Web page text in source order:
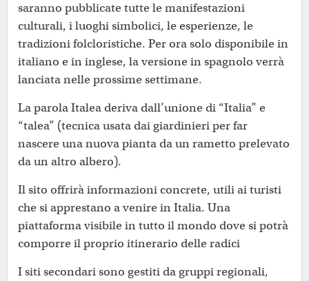
saranno pubblicate tutte le manifestazioni
culturali, i luoghi simbolici, le esperienze, le
tradizioni folcloristiche. Per ora solo disponibile in
italiano e in inglese, la versione in spagnolo verrà
lanciata nelle prossime settimane.
La parola Italea deriva dall’unione di “Italia” e
“talea” (tecnica usata dai giardinieri per far
nascere una nuova pianta da un rametto prelevato
da un altro albero).
Il sito offrirà informazioni concrete, utili ai turisti
che si apprestano a venire in Italia. Una
piattaforma visibile in tutto il mondo dove si potrà
comporre il proprio itinerario delle radici
I siti secondari sono gestiti da gruppi regionali,